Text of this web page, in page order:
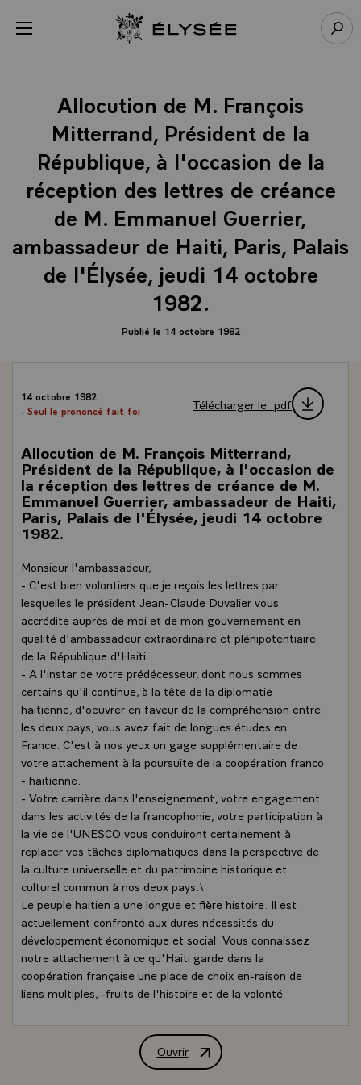
menu Retour à l’accueil Élysée
Allocution de M. François
Mitterrand, Président de la
République, à l'occasion de la
réception des lettres de créance
de M. Emmanuel Guerrier,
ambassadeur de Haiti, Paris, Palais
de l'Élysée, jeudi 14 octobre
1982.
Publié le 14 octobre 1982
14 octobre 1982
- Seul le prononcé fait foi
Télécharger le .pdf
Allocution de M. François Mitterrand,
Président de la République, à l'occasion de
la réception des lettres de créance de M.
Emmanuel Guerrier, ambassadeur de Haiti,
Paris, Palais de l'Élysée, jeudi 14 octobre
1982.
Monsieur l'ambassadeur,
- C'est bien volontiers que je reçois les lettres par
lesquelles le président Jean-Claude Duvalier vous
accrédite auprès de moi et de mon gouvernement en
qualité d'ambassadeur extraordinaire et plénipotentiaire
de la République d'Haiti.
- A l'instar de votre prédécesseur, dont nous sommes
certains qu'il continue, à la tête de la diplomatie
haitienne, d'oeuvrer en faveur de la compréhension entre
les deux pays, vous avez fait de longues études en
France. C'est à nos yeux un gage supplémentaire de
votre attachement à la poursuite de la coopération franco
- haitienne.
- Votre carrière dans l'enseignement, votre engagement
dans les activités de la francophonie, votre participation à
la vie de l'UNESCO vous conduiront certainement à
replacer vos tâches diplomatiques dans la perspective de
la culture universelle et du patrimoine historique et
culturel commun à nos deux pays.\
Le peuple haitien a une longue et fière histoire. Il est
actuellement confronté aux dures nécessités du
développement économique et social. Vous connaissez
notre attachement à ce qu'Haiti garde dans la
coopération française une place de choix en-raison de
liens multiples, -fruits de l'histoire et de la volonté
- Les besoins des pays en voie de développement sont
énormes et, en plus de la France, la communauté
Ouvrir
Allocution de M. François Mitterrand,
Panneau de gestion des cookies